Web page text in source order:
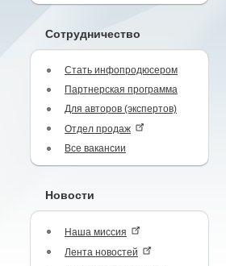
Сотрудничество
Стать инфопродюсером
Партнерская программа
Для авторов (экспертов)
Отдел продаж
Все вакансии
Новости
Наша миссия
Лента новостей